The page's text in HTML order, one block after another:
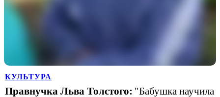
КУЛЬТУРА
Правнучка Льва Толстого: "Бабушка научила